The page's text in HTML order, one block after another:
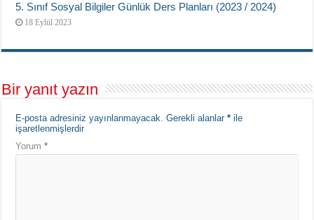
5. Sınıf Sosyal Bilgiler Günlük Ders Planları (2023 / 2024)
18 Eylül 2023
Bir yanıt yazın
E-posta adresiniz yayınlanmayacak. Gerekli alanlar* ile
işaretlenmişlerdir
Yorum*